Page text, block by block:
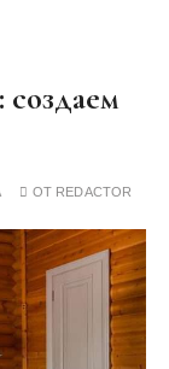
создаем
ОТ REDACTOR